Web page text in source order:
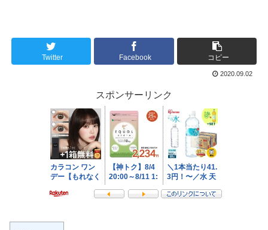
Twitter Facebook コピー
2020.09.02
スポンサーリンク